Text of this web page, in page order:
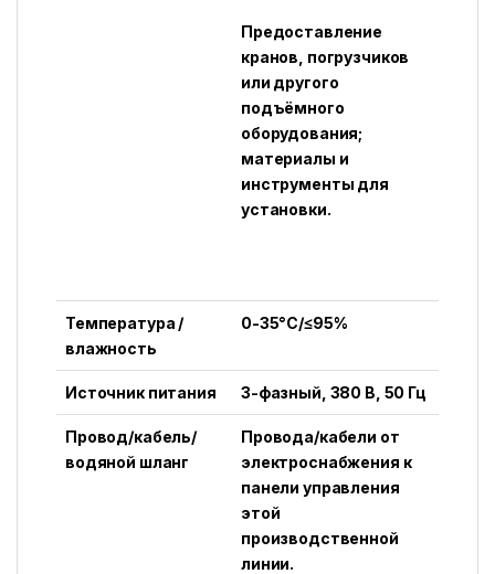
Предоставление
кранов, погрузчиков
или другого
подъёмного
оборудования;
материалы и
инструменты для
установки.
Температура /
влажность
0-35°C/≤95%
Источник питания 3-фазный, 380 В, 50 Гц
Провод/кабель/
водяной шланг
Провода/кабели от
электроснабжения к
панели управления
этой
производственной
линии.